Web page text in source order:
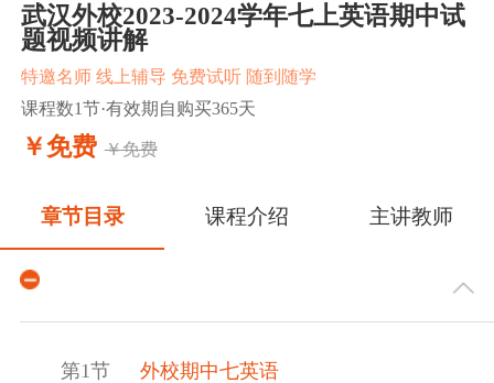
武汉外校2023-2024学年七上英语期中试
题视频讲解
特邀名师 线上辅导 免费试听 随到随学
课程数1节·有效期自购买365天
￥免费 ￥免费
章节目录 课程介绍 主讲教师
第1节 外校期中七英语